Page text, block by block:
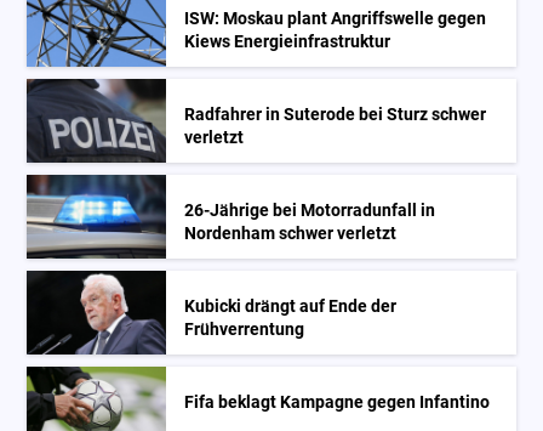
ISW: Moskau plant Angriffswelle gegen
Kiews Energieinfrastruktur
Radfahrer in Suterode bei Sturz schwer
verletzt
26-Jährige bei Motorradunfall in
Nordenham schwer verletzt
Kubicki drängt auf Ende der
Frühverrentung
Fifa beklagt Kampagne gegen Infantino